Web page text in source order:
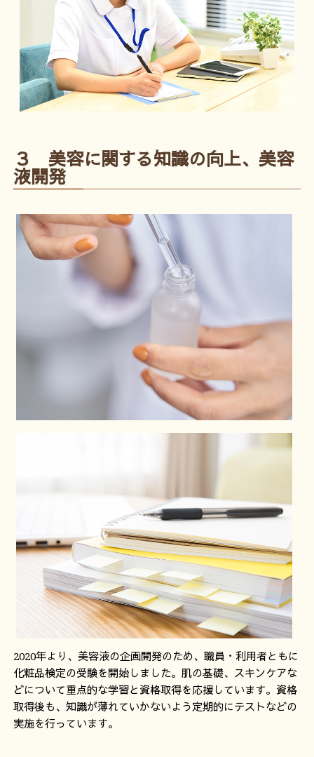
３ 美容に関する知識の向上、美容
液開発
2020年より、美容液の企画開発のため、職員・利用者ともに
化粧品検定の受験を開始しました。肌の基礎、スキンケアな
どについて重点的な学習と資格取得を応援しています。資格
取得後も、知識が薄れていかないよう定期的にテストなどの
実施を行っています。